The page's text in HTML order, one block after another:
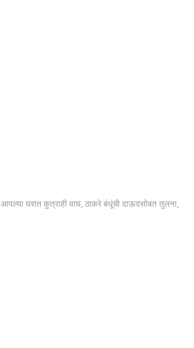
आपल्या घरात कुत्राही वाघ, ठाकरे बंधूंची दाऊदसोबत तुलना,